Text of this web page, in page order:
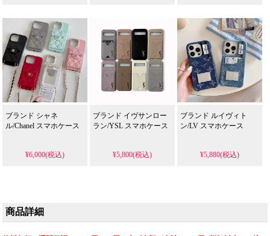
芸能人愛用風 大人レデ
ィース向け アイフォン
Galaxy
S21/S22/S23/S24/S25
Ultra 携帯ケース 全機種
対応 無料プレゼント
ブランド シャネ
ル/Chanel スマホケース
¥6,000(税込)
ブランド イヴサンロー
ラン/YSL スマホケース
¥5,800(税込)
ブランド ルイヴィト
ン/LV スマホケース
¥5,880(税込)
商品詳細